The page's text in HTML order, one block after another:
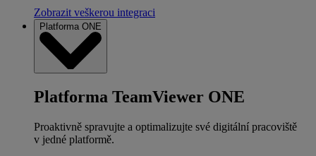
Zobrazit veškerou integraci
Platforma ONE
Platforma TeamViewer ONE
Proaktivně spravujte a optimalizujte své digitální pracoviště
v jedné platformě.